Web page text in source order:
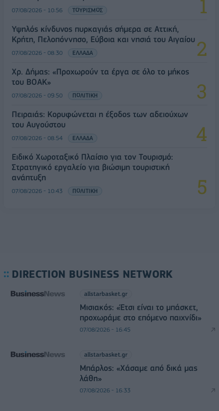
07/08/2026 - 10:56 ΤΟΥΡΙΣΜΟΣ
Υψηλός κίνδυνος πυρκαγιάς σήμερα σε Αττική,
Κρήτη, Πελοπόννησο, Εύβοια και νησιά του Αιγαίου
07/08/2026 - 08:30 ΕΛΛΑΔΑ
Χρ. Δήμας: «Προχωρούν τα έργα σε όλο το μήκος
του ΒΟΑΚ»
07/08/2026 - 09:50 ΠΟΛΙΤΙΚΗ
Πειραιάς: Κορυφώνεται η έξοδος των αδειούχων
του Αυγούστου
07/08/2026 - 08:54 ΕΛΛΑΔΑ
Ειδικό Χωροταξικό Πλαίσιο για τον Τουρισμό:
Στρατηγικό εργαλείο για βιώσιμη τουριστική
ανάπτυξη
07/08/2026 - 10:43 ΠΟΛΙΤΙΚΗ
DIRECTION BUSINESS NETWORK
allstarbasket.gr
Μισιακός: «Έτσι είναι το μπάσκετ,
προχωράμε στο επόμενο παιχνίδι»
07/08/2026 - 16:45
allstarbasket.gr
Μπάρλος: «Χάσαμε από δικά μας
λάθη»
07/08/2026 - 16:33